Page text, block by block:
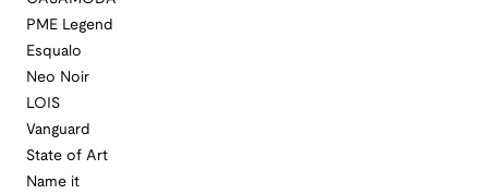
PME Legend
Esqualo
Neo Noir
LOIS
Vanguard
State of Art
Name it